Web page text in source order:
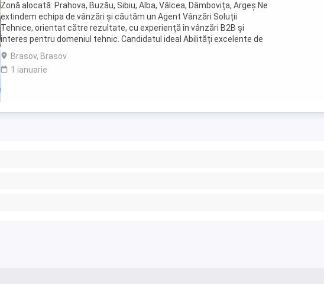
Zonă alocată: Prahova, Buzău, Sibiu, Alba, Vâlcea, Dâmbovița, Argeș Ne
extindem echipa de vânzări și căutăm un Agent Vânzări Soluții
Tehnice, orientat către rezultate, cu experiență în vânzări B2B și
interes pentru domeniul tehnic. Candidatul ideal Abilități excelente de
comunicare și negociere Capacitate ...
Brasov, Brasov
1 ianuarie